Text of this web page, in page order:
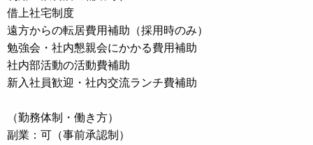
借上社宅制度
遠方からの転居費用補助（採用時のみ）
勉強会・社内懇親会にかかる費用補助
社内部活動の活動費補助
新入社員歓迎・社内交流ランチ費補助
（勤務体制・働き方）
副業：可（事前承認制）